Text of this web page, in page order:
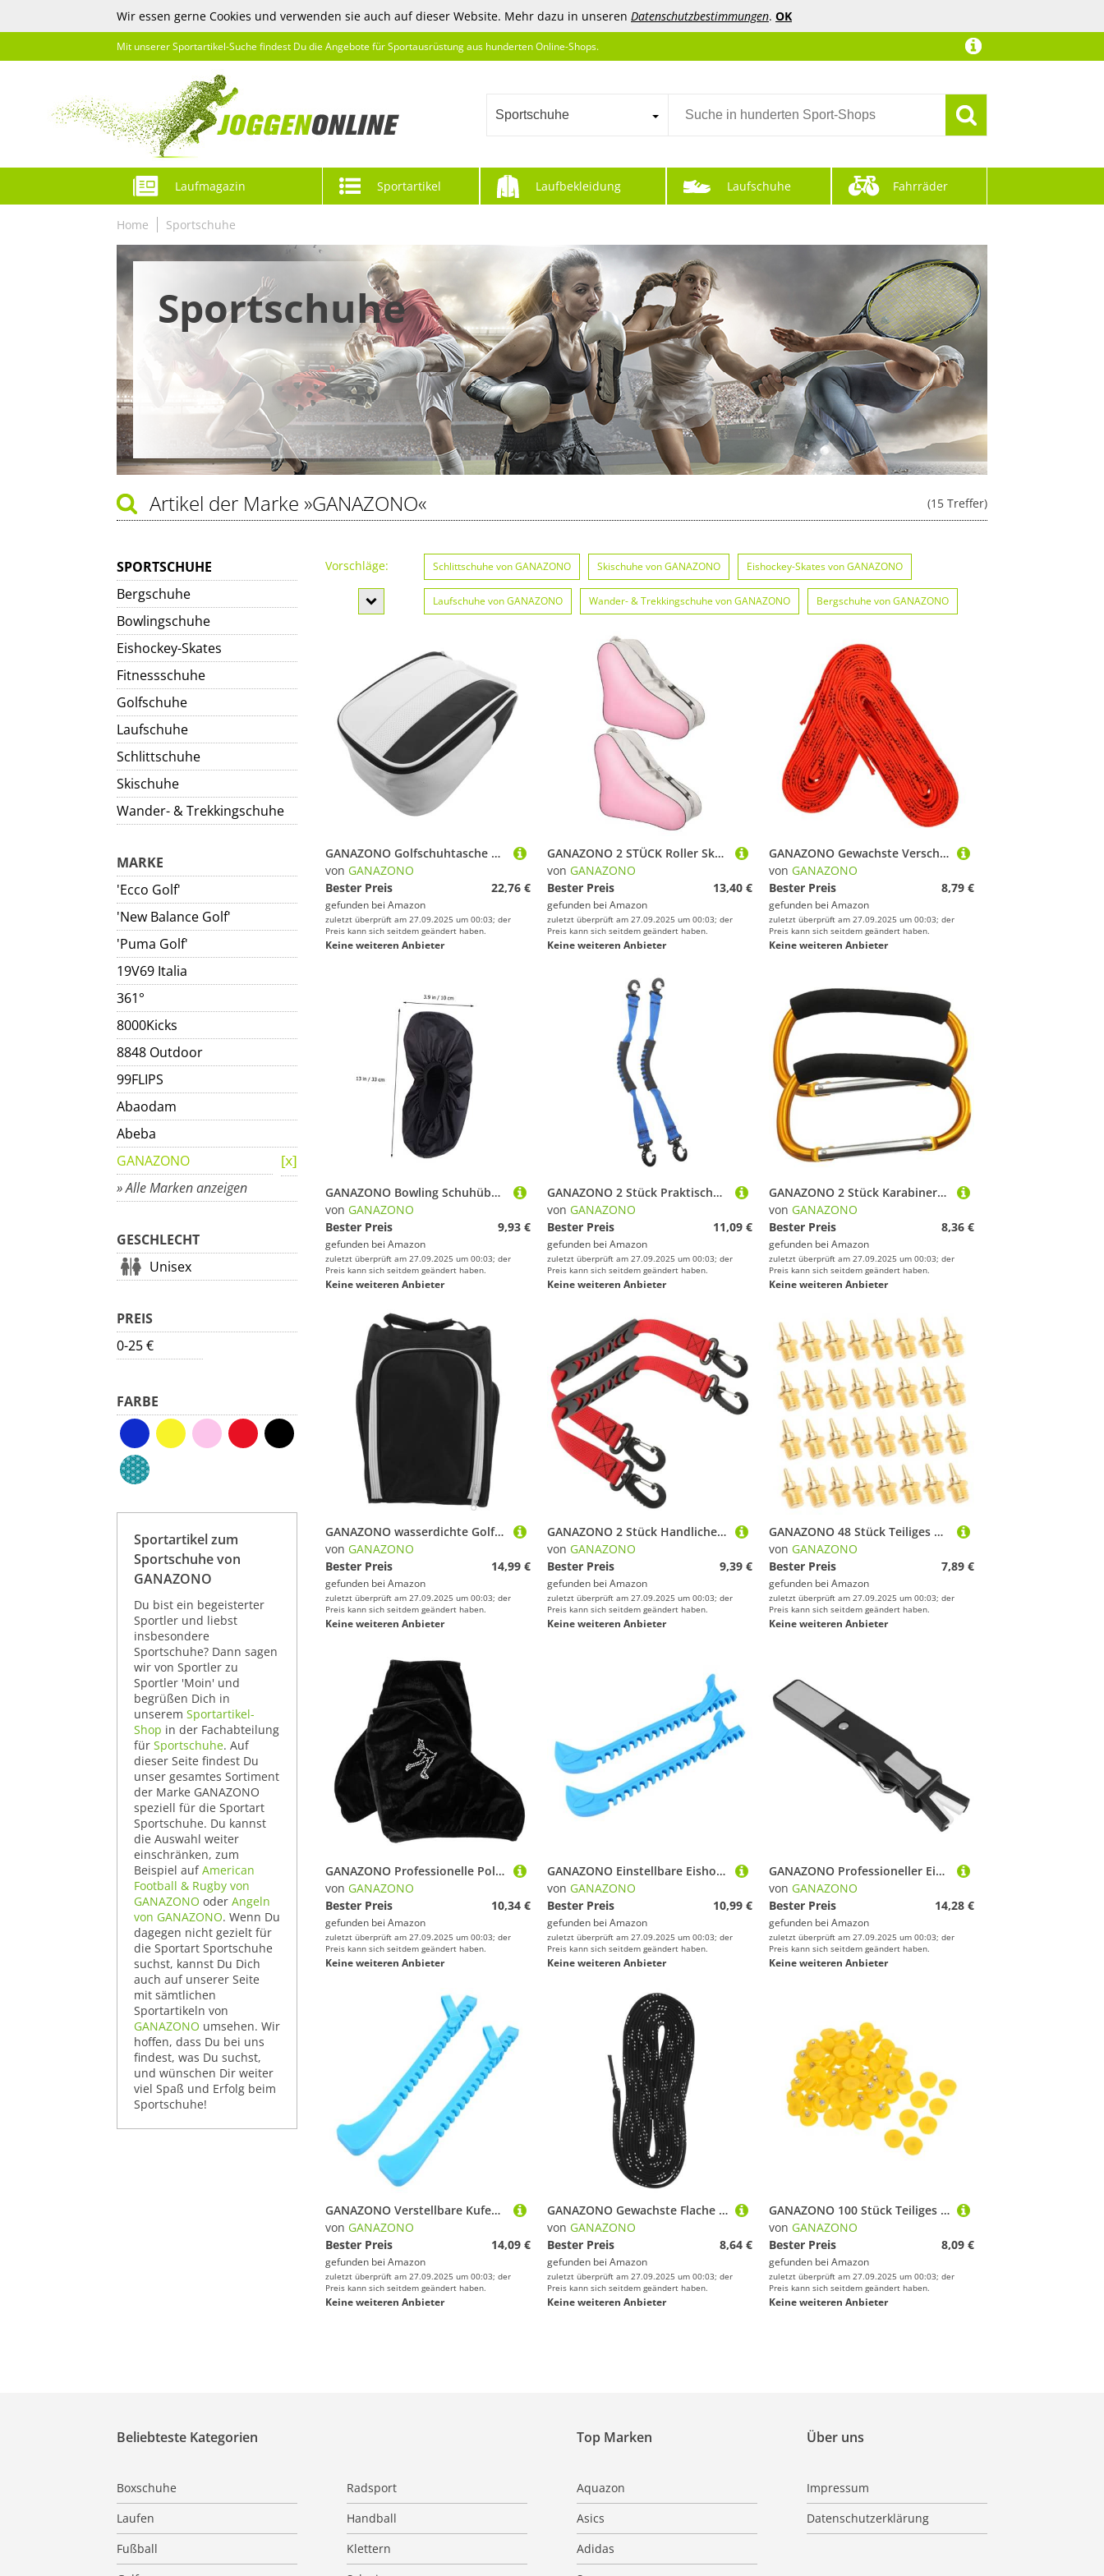
Wir essen gerne Cookies und verwenden sie auch auf dieser Website. Mehr dazu in unseren Datenschutzbestimmungen. OK
Mit unserer Sportartikel-Suche findest Du die Angebote für Sportausrüstung aus hunderten Online-Shops.
Sportschuhe
Laufmagazin Sportartikel Laufbekleidung Laufschuhe Fahrräder
Home Sportschuhe
Sportschuhe
(15 Treffer)
Artikel der Marke »GANAZONO«
SPORTSCHUHE
Bergschuhe
Bowlingschuhe
Eishockey-Skates
Fitnessschuhe
Golfschuhe
Laufschuhe
Schlittschuhe
Skischuhe
Wander- & Trekkingschuhe
MARKE
'Ecco Golf'
'New Balance Golf'
'Puma Golf'
19V69 Italia
361°
8000Kicks
8848 Outdoor
99FLIPS
Abaodam
Abeba
GANAZONO
» Alle Marken anzeigen
GESCHLECHT
Unisex
PREIS
0-25 €
FARBE
Sportartikel zum
Sportschuhe von
GANAZONO
Du bist ein begeisterter
Sportler und liebst
insbesondere
Sportschuhe? Dann sagen
wir von Sportler zu
Sportler 'Moin' und
begrüßen Dich in
unserem Sportartikel-
Shop in der Fachabteilung
für Sportschuhe. Auf
dieser Seite findest Du
unser gesamtes Sortiment
der Marke GANAZONO
speziell für die Sportart
Sportschuhe. Du kannst
die Auswahl weiter
einschränken, zum
Beispiel aufAmerican
Football & Rugby von
GANAZONO oder Angeln
von GANAZONO. Wenn Du
dagegen nicht gezielt für
die Sportart Sportschuhe
suchst, kannst Du Dich
auch auf unserer Seite
mit sämtlichen
Sportartikeln von
GANAZONO umsehen. Wir
hoffen, dass Du bei uns
findest, was Du suchst,
und wünschen Dir weiter
viel Spaß und Erfolg beim
Sportschuhe!
Vorschläge: Schlittschuhe von GANAZONO Skischuhe von GANAZONO Eishockey-Skates von GANAZONO
Laufschuhe von GANAZONO Wander- & Trekkingschuhe von GANAZONO Bergschuhe von GANAZONO
Fitnessschuhe von GANAZONO
GANAZONO Golfschuhtasche Golftaschen Golfschuhe Tragetasche Golfschuhe Sockentasche Schuhtasche Mit Griff Kleine Golftasche Golfschuh Tragetasche Schuhtasche Für Golfer Tragbare
von GANAZONO
Bester Preis
22,76 €
gefunden bei Amazon
zuletzt überprüft am 27.09.2025 um 00:03; der
Preis kann sich seitdem geändert haben.
Keine weiteren Anbieter
GANAZONO 2 STÜCK Roller Skate Tasche Dreieckige Aufbewahrungstasche Handlich Strapazierfähig Für Eishockey Schlittschuhe und Inliner Stilvoll Praktisch Leicht Tragegriff
von GANAZONO
Bester Preis
13,40 €
gefunden bei Amazon
zuletzt überprüft am 27.09.2025 um 00:03; der
Preis kann sich seitdem geändert haben.
Keine weiteren Anbieter
GANAZONO Gewachste Verschleißfeste Eishockey schlittschuh schnürsenkel Langlebige Eng Gewebte Hockey Sports Schuhbänder Einfach zu Schnüren Robust für Eislaufen und Rollschuhe
von GANAZONO
Bester Preis
8,79 €
gefunden bei Amazon
zuletzt überprüft am 27.09.2025 um 00:03; der
Preis kann sich seitdem geändert haben.
Keine weiteren Anbieter
GANAZONO Bowling Schuhüberzieher rutschfest Schuhschutz Überzug für Indoor Bowling Schuhe Schwarz Langlebiger Schutz für Sohlen und Sauberkeit
von GANAZONO
Bester Preis
9,93 €
gefunden bei Amazon
zuletzt überprüft am 27.09.2025 um 00:03; der
Preis kann sich seitdem geändert haben.
Keine weiteren Anbieter
GANAZONO 2 Stück Praktische Skischuh-tragegurte aus Verschleißfestem Material Verstellbar und Leicht zum Sicheren Transport von Ski Stöcken und Rollschuhen für Erwachsene
von GANAZONO
Bester Preis
11,09 €
gefunden bei Amazon
zuletzt überprüft am 27.09.2025 um 00:03; der
Preis kann sich seitdem geändert haben.
Keine weiteren Anbieter
GANAZONO 2 Stück Karabinerhaken aus Aluminiumlegierung Leicht Robust Ergonomischer Tragegriff für Schlittschuhe Rollschuhe Skischuhe für Outdoor Sport Praktischer Schuhhalter Goldfarben
von GANAZONO
Bester Preis
8,36 €
gefunden bei Amazon
zuletzt überprüft am 27.09.2025 um 00:03; der
Preis kann sich seitdem geändert haben.
Keine weiteren Anbieter
GANAZONO wasserdichte Golfschuhtasche mit Reißverschluss Robuster Leichter Schuhbeutel für Golf und Sportschuhe Praktischer Organizer für Reisen und Training Strapazierfähiger
von GANAZONO
Bester Preis
14,99 €
gefunden bei Amazon
zuletzt überprüft am 27.09.2025 um 00:03; der
Preis kann sich seitdem geändert haben.
Keine weiteren Anbieter
GANAZONO 2 Stück Handlicher Skischuh-tragegurt aus Strapazierfähigem Nylon für Ski Rollschuhe Verschleißfest Kompakt zum Sicheren Transport im Outdoor-sportbereich
von GANAZONO
Bester Preis
9,39 €
gefunden bei Amazon
zuletzt überprüft am 27.09.2025 um 00:03; der
Preis kann sich seitdem geändert haben.
Keine weiteren Anbieter
GANAZONO 48 Stück Teiliges Aluminiumlegierung Sprintspikes für Laufschuhe Kleine Robuste rutschfeste Stollen für Sprint Track Schuhe Installieren Langlebige Ersatzspikes
von GANAZONO
Bester Preis
7,89 €
gefunden bei Amazon
zuletzt überprüft am 27.09.2025 um 00:03; der
Preis kann sich seitdem geändert haben.
Keine weiteren Anbieter
GANAZONO Professionelle Polyester Schlittschuh Überzieher Elastische Eiskunstlauf Schuhe Schoner für Damen Herren Strapazierfähiger Rollschuh Schutz Tragbar und Langlebig Schwarz
von GANAZONO
Bester Preis
10,34 €
gefunden bei Amazon
zuletzt überprüft am 27.09.2025 um 00:03; der
Preis kann sich seitdem geändert haben.
Keine weiteren Anbieter
GANAZONO Einstellbare Eishockey Kufenschoner Langlebige Schlittschuh Kufen Abdeckungen Schützende Skate Guard für Hockey und Eiskunstlauf rutschfeste EIS Schlittschuh Kufenhülle Himmelblau
von GANAZONO
Bester Preis
10,99 €
gefunden bei Amazon
zuletzt überprüft am 27.09.2025 um 00:03; der
Preis kann sich seitdem geändert haben.
Keine weiteren Anbieter
GANAZONO Professioneller Eisschuh Schleifer Schleifstein Multifunktionaler Schlittschuh Skiwerkzeug schärfer Kompakt und Tragbar für Präzise Klingenpflege im Wintersportbereich
von GANAZONO
Bester Preis
14,28 €
gefunden bei Amazon
zuletzt überprüft am 27.09.2025 um 00:03; der
Preis kann sich seitdem geändert haben.
Keine weiteren Anbieter
GANAZONO Verstellbare Kufenschoner für Eiskunstlauf Schlittschuhe Strapazierfähiger Schutz aus Nylon Kratzfest Leicht und Platzsparend für Eislaufschuhe und Hockeyschuhe
von GANAZONO
Bester Preis
14,09 €
gefunden bei Amazon
zuletzt überprüft am 27.09.2025 um 00:03; der
Preis kann sich seitdem geändert haben.
Keine weiteren Anbieter
GANAZONO Gewachste Flache Hockey Schnürsenkel für Eishockey Rollschuhe Frostbeständig Langlebig Geeignet für Eissportarten und Schlittschuhe
von GANAZONO
Bester Preis
8,64 €
gefunden bei Amazon
zuletzt überprüft am 27.09.2025 um 00:03; der
Preis kann sich seitdem geändert haben.
Keine weiteren Anbieter
GANAZONO 100 Stück Teiliges Rutsch Schuhspikes Gelb Sichere EIS Spikes für Wanderschuhe Leichte Outdoor Crampons mit Robusten Stahlstollen für Winterwandern Klettern und Eisgehen
von GANAZONO
Bester Preis
8,09 €
gefunden bei Amazon
zuletzt überprüft am 27.09.2025 um 00:03; der
Preis kann sich seitdem geändert haben.
Keine weiteren Anbieter
Über uns
Impressum
Datenschutzerklärung
Beliebteste Kategorien
Boxschuhe
Radsport
Laufen
Handball
Fußball
Klettern
Top Marken
Aquazon
Asics
Adidas